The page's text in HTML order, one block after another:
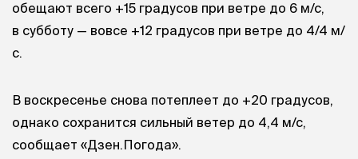
обещают всего +15 градусов при ветре до 6 м/с,
в субботу — вовсе +12 градусов при ветре до 4/4 м/
с.
В воскресенье снова потеплеет до +20 градусов,
однако сохранится сильный ветер до 4,4 м/с,
сообщает «Дзен.Погода».